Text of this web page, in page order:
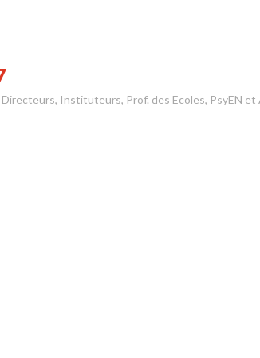
Instituteurs, Prof. des Ecoles, PsyEN et